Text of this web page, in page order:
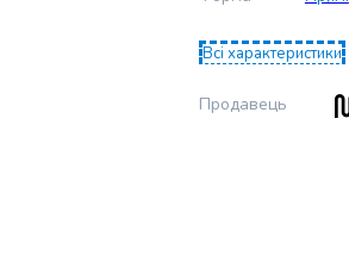
Всі характеристики
Продавець